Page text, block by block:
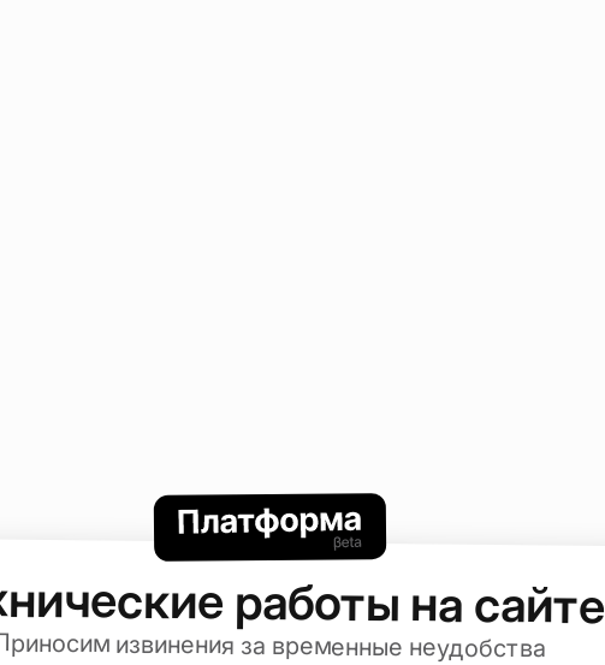
работы на сайте
извинения за временные неудобства